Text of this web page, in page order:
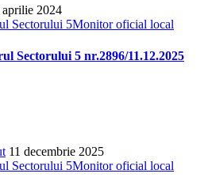
aprilie 2024
Sectorului 5Monitor oficial local
Sectorului 5 nr.2896/11.12.2025
11 decembrie 2025
Sectorului 5Monitor oficial local